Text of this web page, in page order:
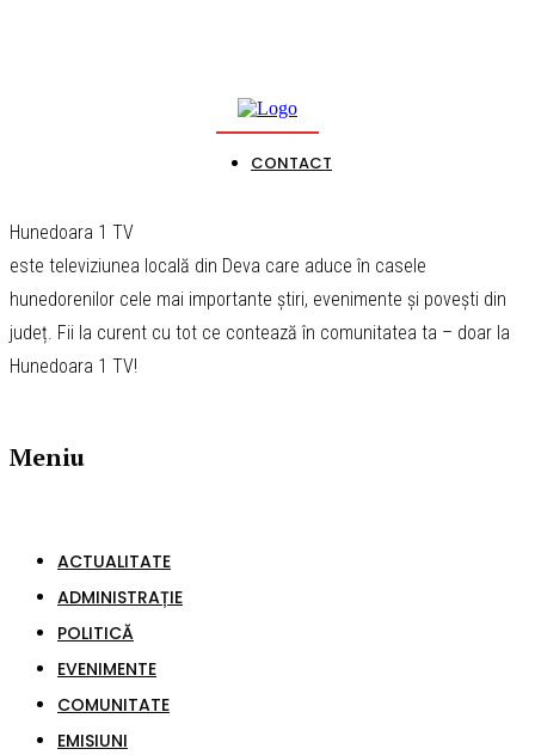
CONTACT
Hunedoara 1 TV
este televiziunea locală din Deva care aduce în casele
hunedorenilor cele mai importante știri, evenimente și povești din
județ. Fii la curent cu tot ce contează în comunitatea ta – doar la
Hunedoara 1 TV!
Meniu
ACTUALITATE
ADMINISTRAȚIE
POLITICĂ
EVENIMENTE
COMUNITATE
EMISIUNI